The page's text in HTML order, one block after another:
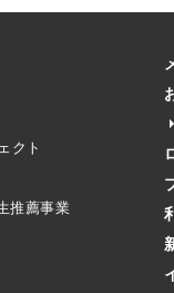
クト
推薦事業